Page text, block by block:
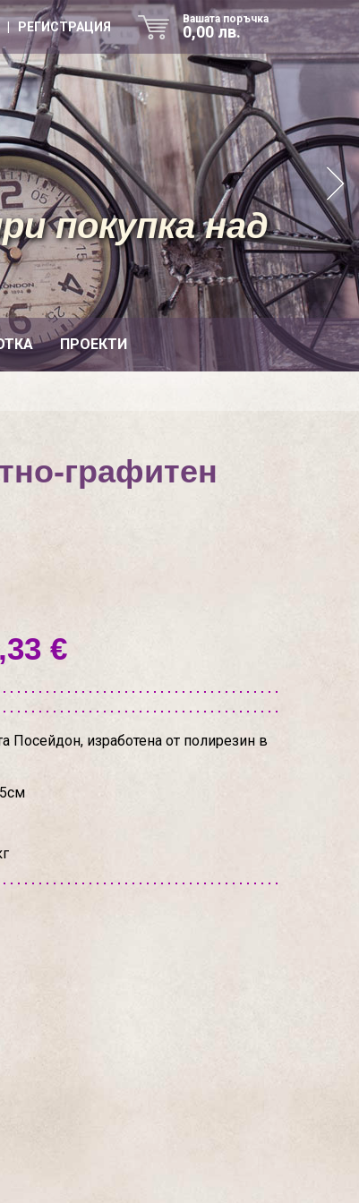
Вашата поръчка
0,00 лв.
| РЕГИСТРАЦИЯ
ПРОЕКТИ
покупка над
графитен
€
Посейдон, изработена от полирезин в